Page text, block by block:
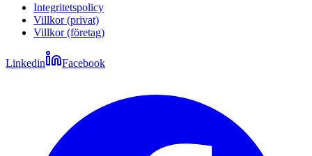
Integritetspolicy
Villkor (privat)
Villkor (företag)
Linkedin Facebook